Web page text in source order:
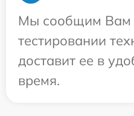
Мы сообщим Вам
тестировании
доставит ее в
время.